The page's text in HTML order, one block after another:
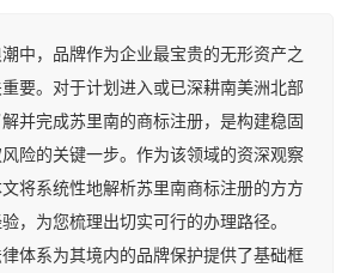
，品牌作为企业最宝贵的无形资产之
要。对于计划进入或已深耕南美洲北部
并完成苏里南的商标注册，是构建稳固
险的关键一步。作为该领域的资深观察
将系统性地解析苏里南商标注册的方方
，为您梳理出切实可行的办理路径。
系为其境内的品牌保护提供了基础框